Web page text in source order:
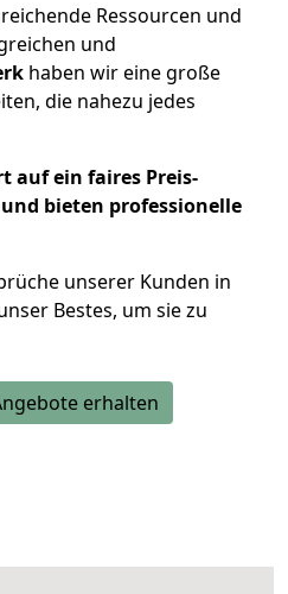
Ressourcen und
und
haben wir eine große
die nahezu jedes
auf ein faires Preis-
bieten professionelle
unserer Kunden in
Bestes, um sie zu
erhalten